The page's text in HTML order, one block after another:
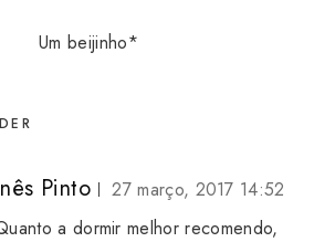
Um beijinho*
Pinto
27 março, 2017 14:52
a dormir melhor recomendo,